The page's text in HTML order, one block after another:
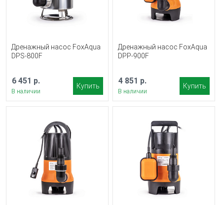
Дренажный насос FoxAqua
DPS-800F
6 451 р.
В наличии
Купить
Дренажный насос FoxAqua
DPP-900F
4 851 р.
В наличии
Купить